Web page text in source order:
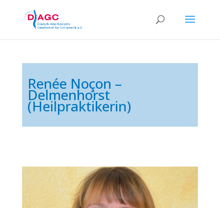
Renée Noçon –
Delmenhorst
(Heilpraktikerin)